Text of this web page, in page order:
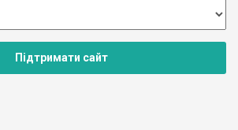
Підтримати сайт